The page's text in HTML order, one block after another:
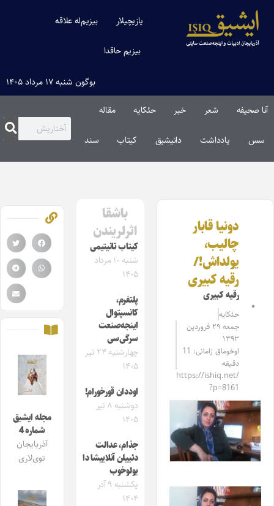
یازیچیلار بیزیم‌له علاقه
بیزیم حاقدا
بوگون شنبه ۱۷ مرداد ۱۴۰۵
آنا صحیفه شعر خبر حئکایه مقاله‌
سس یادداشت دانیشیق کیتاب سند
دونیا قابار
چالیب،
یولداش!/
رقیه کبیری
رقیه کبیری
حئکایه
جمعه ۲۹ فروردین
۱۳۹۳
اوخوماق زامانی: 11
دقیقه
https://ishiq.net/
?p=8161
باشقا
اثرلریندن
کیتاب تانیتیمی
شنبه ۱۰ مرداد
۱۴۰۵
پلتفرم،
کانسپتوال
اینجه‌صنعت
سرگی‌سی
چهارشنبه ۲۴ تیر
۱۴۰۵
اوددان قورخورام!
دوشنبه ۸ تیر
۱۴۰۵
جذام، عدالت
دئییلن آنلاییشا دا
یولوخوب
یکشنبه ۹ آذر
۱۴۰۴
مجله ایشیق
شماره 4
آذربایجان
توی‌لاری